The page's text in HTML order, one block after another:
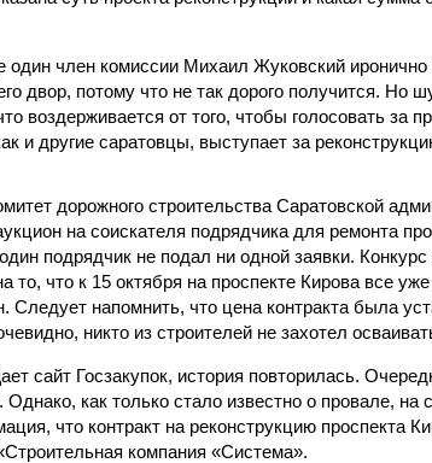
один член комиссии Михаил Жуковский
двор, потому что не так дорого получится. Но
воздерживается от того, чтобы голосовать за
и другие саратовцы, выступает за
дорожного строительства Саратовской
на соискателя подрядчика для ремонта
подрядчик не подал ни одной заявки.
то, что к 15 октября на проспекте Кирова все
Следует напомнить, что цена контракта была
никто из строителей не захотел
сайт Госзакупок, история повторилась.
как только стало известно о провале, на
что контракт на реконструкцию проспекта
компания «Система».